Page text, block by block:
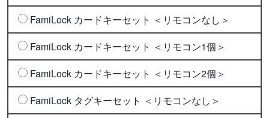
FamiLock カードキーセット ＜リモコンなし＞
FamiLock カードキーセット ＜リモコン1個＞
FamiLock カードキーセット ＜リモコン2個＞
FamiLock タグキーセット ＜リモコンなし＞